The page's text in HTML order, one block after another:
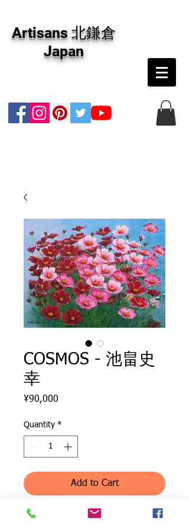
版画・切り絵など、コンテンポラリー並びにフ
ァインアートのオンライン販売をしています。
日本国内の抽象画・具象画の画家に加え、海外
のアーティストの作品もお取り寄せ頂けます。
インテリアとして、大切な方へのギフトとし
Artisans 北鎌倉
Japan
COSMOS - 池畠史
幸
¥90,000
Quantity *
Add to Cart
布キャンバスに油絵具で描いていま